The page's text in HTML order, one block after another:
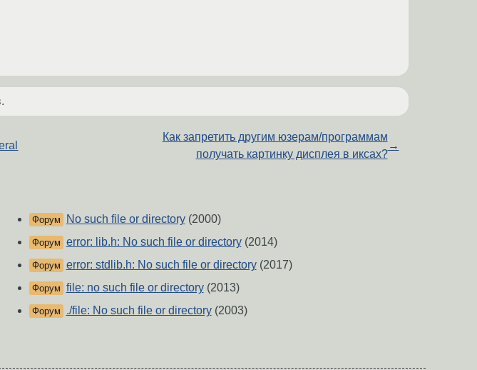
Как запретить другим юзерам/программам
получать картинку дисплея в иксах?
→
Форум No such file or directory(2000)
Форум error: lib.h: No such file or directory(2014)
Форум error: stdlib.h: No such file or directory(2017)
Форум file: no such file or directory(2013)
Форум ./file: No such file or directory(2003)